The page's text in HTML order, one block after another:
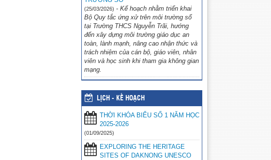
(25/03/2026) - Kế hoạch nhằm triển khai
Bộ Quy tắc ứng xử trên môi trường số
tại Trường THCS Nguyễn Trãi, hướng
đến xây dựng môi trường giáo dục an
toàn, lành mạnh, nâng cao nhận thức và
trách nhiệm của cán bộ, giáo viên, nhân
viên và học sinh khi tham gia không gian
mạng.
LỊCH - KẾ HOẠCH
THỜI KHÓA BIỂU SỐ 1 NĂM HỌC
2025-2026
(01/09/2025)
EXPLORING THE HERITAGE
SITES OF DAKNONG UNESCO